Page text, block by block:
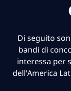
Di seguito
bandi di
interessa per
dell'America